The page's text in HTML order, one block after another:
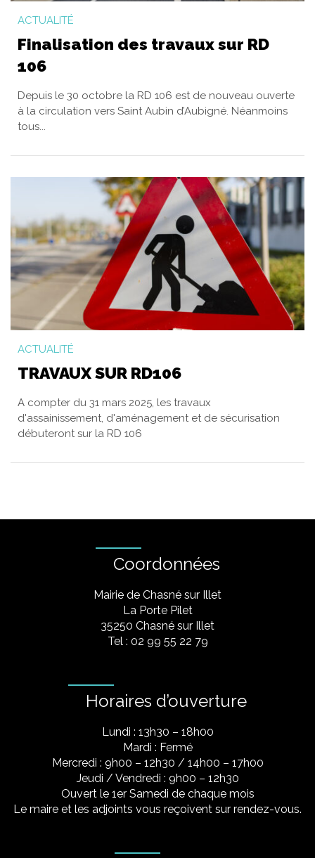
ACTUALITÉ
Finalisation des travaux sur RD
106
Depuis le 30 octobre la RD 106 est de nouveau ouverte
à la circulation vers Saint Aubin d’Aubigné. Néanmoins
tous...
ACTUALITÉ
TRAVAUX SUR RD106
A compter du 31 mars 2025, les travaux
d'assainissement, d'aménagement et de sécurisation
débuteront sur la RD 106
Coordonnées
Mairie de Chasné sur Illet
La Porte Pilet
35250 Chasné sur Illet
Tel : 02 99 55 22 79
Horaires d’ouverture
Lundi : 13h30 – 18h00
Mardi : Fermé
Mercredi : 9h00 – 12h30 / 14h00 – 17h00
Jeudi / Vendredi : 9h00 – 12h30
Ouvert le 1er Samedi de chaque mois
Le maire et les adjoints vous reçoivent sur rendez-vous.